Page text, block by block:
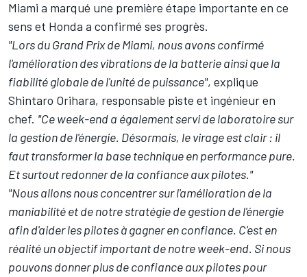
Miami a marqué une première étape importante en ce
sens et Honda a confirmé ses progrès.
"Lors du Grand Prix de Miami, nous avons confirmé
l'amélioration des vibrations de la batterie ainsi que la
fiabilité globale de l'unité de puissance", explique
Shintaro Orihara, responsable piste et ingénieur en
chef. "Ce week-end a également servi de laboratoire sur
la gestion de l'énergie. Désormais, le virage est clair : il
faut transformer la base technique en performance pure.
Et surtout redonner de la confiance aux pilotes."
"Nous allons nous concentrer sur l'amélioration de la
maniabilité et de notre stratégie de gestion de l'énergie
afin d'aider les pilotes à gagner en confiance. C'est en
réalité un objectif important de notre week-end. Si nous
pouvons donner plus de confiance aux pilotes pour